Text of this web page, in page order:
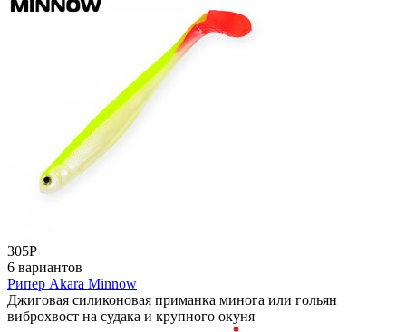
305Р
6 вариантов
Рипер Akara Minnow
Джиговая силиконовая приманка минога или гольян
виброхвост на судака и крупного окуня